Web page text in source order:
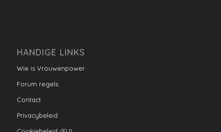
HANDIGE LINKS
Wie is Vrouwenpower
Forum regels
Contact
Privacybeleid